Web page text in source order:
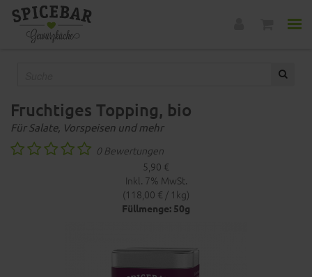
Fruchtiges Topping, bio
Für Salate, Vorspeisen und mehr
0 Bewertungen
5,90 €
Inkl. 7% MwSt.
(118,00 € / 1kg)
Füllmenge: 50g